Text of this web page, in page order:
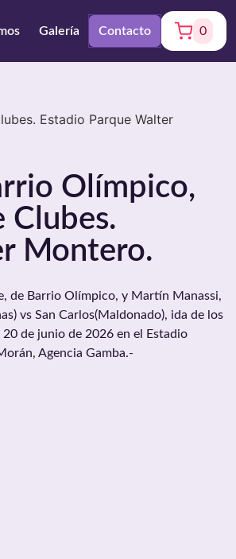
Galería Contacto 0
Estadio Parque Walter
Olímpico,
Clubes.
Montero.
de Barrio Olímpico, y Martín Manassi,
vs San Carlos(Maldonado), ida de los
de junio de 2026 en el Estadio
Agencia Gamba.-